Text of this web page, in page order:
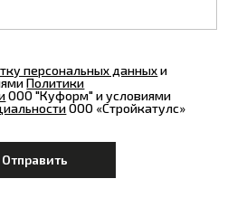
персональных данныхи
Политики
ООО "Куформ" и условиями
ООО «Стройкатулс»